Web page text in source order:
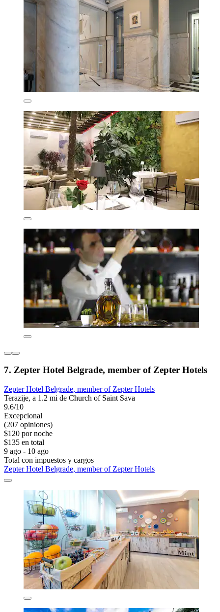
7. Zepter Hotel Belgrade, member of Zepter Hotels
Zepter Hotel Belgrade, member of Zepter Hotels
Terazije, a 1.2 mi de Church of Saint Sava
9.6/10
Excepcional
(207 opiniones)
$120 por noche
$135 en total
9 ago - 10 ago
Total con impuestos y cargos
Zepter Hotel Belgrade, member of Zepter Hotels